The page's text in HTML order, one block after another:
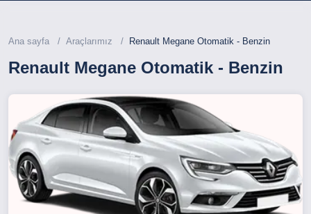
Ana sayfa Araçlarımız Renault Megane Otomatik - Benzin
Renault Megane Otomatik - Benzin